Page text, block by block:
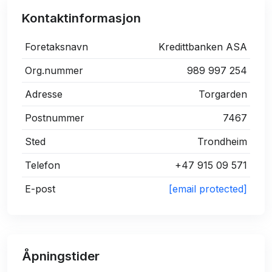
Kontaktinformasjon
Foretaksnavn
Kredittbanken ASA
Org.nummer
989 997 254
Adresse
Torgarden
Postnummer
7467
Sted
Trondheim
Telefon
+47 915 09 571
E-post
[email protected]
Åpningstider